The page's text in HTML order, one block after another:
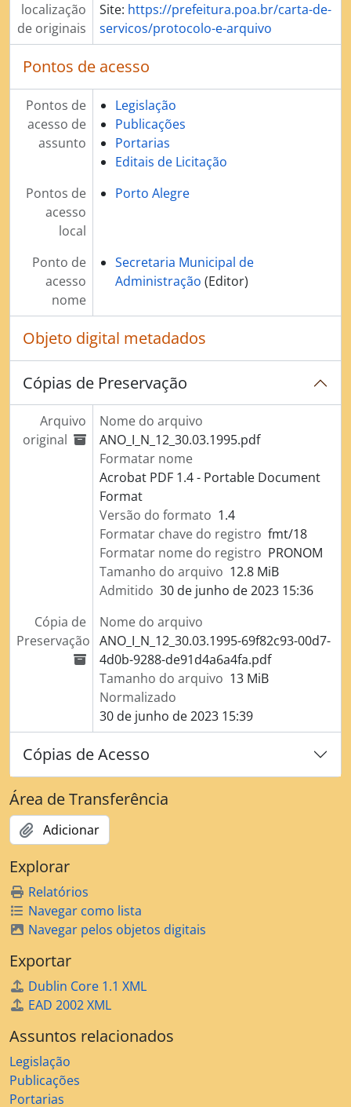
localização
de originais
Site: https://prefeitura.poa.br/carta-de-
servicos/protocolo-e-arquivo
Pontos de acesso
Pontos de
acesso de
assunto
Legislação
Publicações
Portarias
Editais de Licitação
Pontos de
acesso
local
Porto Alegre
Ponto de
acesso
nome
Secretaria Municipal de
Administração (Editor)
Objeto digital metadados
Cópias de Preservação
Arquivo
original
Nome do arquivo
ANO_I_N_12_30.03.1995.pdf
Formatar nome
Acrobat PDF 1.4 - Portable Document
Format
Versão do formato 1.4
Formatar chave do registro fmt/18
Formatar nome do registro PRONOM
Tamanho do arquivo 12.8 MiB
Admitido 30 de junho de 2023 15:36
Cópia de
Preservação
Nome do arquivo
ANO_I_N_12_30.03.1995-69f82c93-00d7-
4d0b-9288-de91d4a6a4fa.pdf
Tamanho do arquivo 13 MiB
Normalizado
30 de junho de 2023 15:39
Cópias de Acesso
Área de Transferência
Adicionar
Explorar
Relatórios
Navegar como lista
Navegar pelos objetos digitais
Exportar
Dublin Core 1.1 XML
EAD 2002 XML
Assuntos relacionados
Legislação
Publicações
Portarias